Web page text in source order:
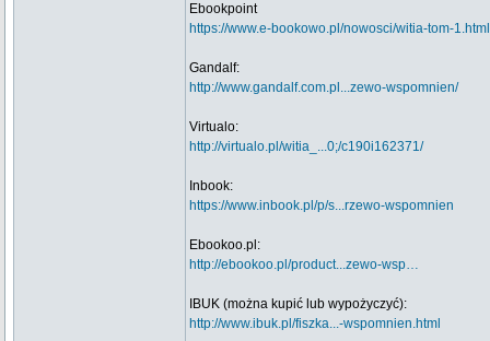
Ebookpoint
https://www.e-bookowo.pl/nowosci/witia-tom-1.html
Gandalf:
http://www.gandalf.com.pl...zewo-wspomnien/
Virtualo:
http://virtualo.pl/witia_...0;/c190i162371/
Inbook:
https://www.inbook.pl/p/s...rzewo-wspomnien
Ebookoo.pl:
http://ebookoo.pl/product...zewo-wsp…
IBUK (można kupić lub wypożyczyć):
http://www.ibuk.pl/fiszka...-wspomnien.html